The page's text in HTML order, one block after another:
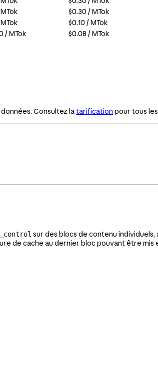
$0.30 / MTok
$0.10 / MTok
/ MTok $0.08 / MTok
Consultez latarification pour tous
sur des blocs de contenu individuels,
de cache au dernier bloc pouvant être mis